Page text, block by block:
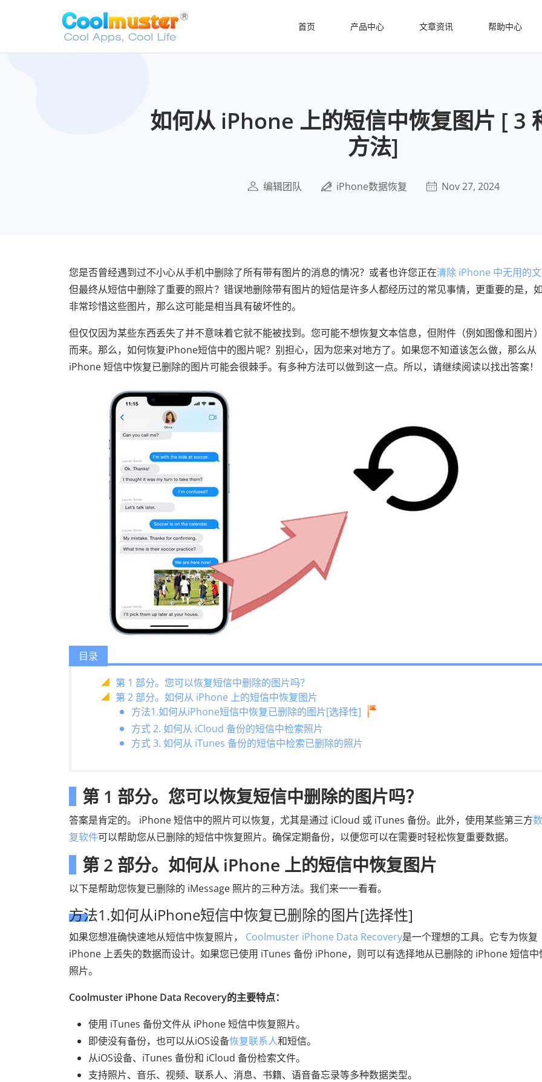
首页 产品中心 文章资讯 帮助中心
如何从 iPhone 上的短信中恢复图片 [ 3
方法]
编辑团队 iPhone数据恢复 Nov 27, 2024
您是否曾经遇到过不小心从手机中删除了所有带有图片的消息的情况？或者也许您正在清除 iPhone 中无用的
但最终从短信中删除了重要的照片？错误地删除带有图片的短信是许多人都经历过的常见事情，更重要的是，
非常珍惜这些图片，那么这可能是相当具有破坏性的。
但仅仅因为某些东西丢失了并不意味着它就不能被找到。您可能不想恢复文本信息，但附件（例如图像和图片
而来。那么，如何恢复iPhone短信中的图片呢？别担心，因为您来对地方了。如果您不知道该怎么做，那么从
iPhone 短信中恢复已删除的图片可能会很棘手。有多种方法可以做到这一点。所以，请继续阅读以找出答案！
目录
第 1 部分。您可以恢复短信中删除的图片吗？
第 2 部分。如何从 iPhone 上的短信中恢复图片
方法1.如何从iPhone短信中恢复已删除的图片[选择性]
方式 2. 如何从 iCloud 备份的短信中检索照片
方式 3. 如何从 iTunes 备份的短信中检索已删除的照片
第 1 部分。您可以恢复短信中删除的图片吗？
答案是肯定的。 iPhone 短信中的照片可以恢复，尤其是通过 iCloud 或 iTunes 备份。此外，使用某些第三方
复软件可以帮助您从已删除的短信中恢复照片。确保定期备份，以便您可以在需要时轻松恢复重要数据。
第 2 部分。如何从 iPhone 上的短信中恢复图片
以下是帮助您恢复已删除的 iMessage 照片的三种方法。我们来一一看看。
方法1.如何从iPhone短信中恢复已删除的图片[选择性]
如果您想准确快速地从短信中恢复照片， Coolmuster iPhone Data Recovery是一个理想的工具。它专为恢复
iPhone 上丢失的数据而设计。如果您已使用 iTunes 备份 iPhone，则可以有选择地从已删除的 iPhone 短信中
照片。
Coolmuster iPhone Data Recovery的主要特点：
使用 iTunes 备份文件从 iPhone 短信中恢复照片。
即使没有备份，也可以从iOS设备恢复联系人和短信。
从iOS设备、iTunes 备份和 iCloud 备份检索文件。
支持照片、音乐、视频、联系人、消息、书籍、语音备忘录等多种数据类型。